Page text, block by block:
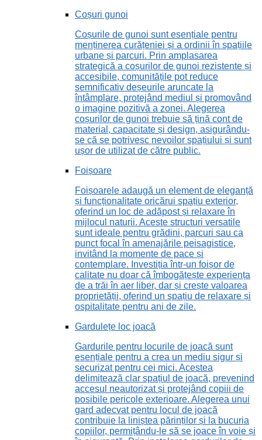
Coșuri gunoi
Coșurile de gunoi sunt esențiale pentru
menținerea curățeniei și a ordinii în spațiile
urbane și parcuri. Prin amplasarea
strategică a coșurilor de gunoi rezistente și
accesibile, comunitățile pot reduce
semnificativ deșeurile aruncate la
întâmplare, protejând mediul și promovând
o imagine pozitivă a zonei. Alegerea
coșurilor de gunoi trebuie să țină cont de
material, capacitate și design, asigurându-
se că se potrivesc nevoilor spațiului și sunt
ușor de utilizat de către public.
Foișoare
Foișoarele adaugă un element de eleganță
și funcționalitate oricărui spațiu exterior,
oferind un loc de adăpost și relaxare în
mijlocul naturii. Aceste structuri versatile
sunt ideale pentru grădini, parcuri sau ca
punct focal în amenajările peisagistice,
invitând la momente de pace și
contemplare. Investiția într-un foișor de
calitate nu doar că îmbogățește experiența
de a trăi în aer liber, dar și crește valoarea
proprietății, oferind un spațiu de relaxare și
ospitalitate pentru ani de zile.
Gardulețe loc joacă
Gardurile pentru locurile de joacă sunt
esențiale pentru a crea un mediu sigur și
securizat pentru cei mici. Acestea
delimitează clar spațiul de joacă, prevenind
accesul neautorizat și protejând copiii de
posibile pericole exterioare. Alegerea unui
gard adecvat pentru locul de joacă
contribuie la liniștea părinților și la bucuria
copiilor, permițându-le să se joace în voie și